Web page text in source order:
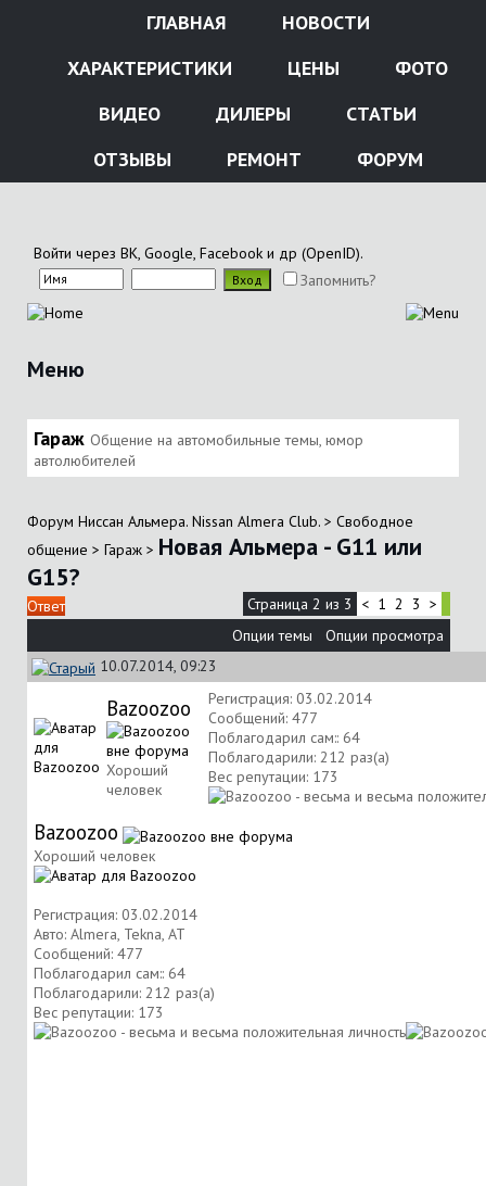
ГЛАВНАЯ
НОВОСТИ
ХАРАКТЕРИСТИКИ
ЦЕНЫ
ФОТО
ВИДЕО
ДИЛЕРЫ
СТАТЬИ
ОТЗЫВЫ
РЕМОНТ ФОРУМ
Войти через ВК, Google, Facebook и др (OpenID).
Запомнить?
Меню
Гараж Общение на автомобильные темы, юмор
автолюбителей
Форум Ниссан Альмера. Nissan Almera Club. > Свободное
общение > Гараж > Новая Альмера - G11 или
G15?
Ответ Страница 2 из 3 < 1 2 3 >
Опции темы
Опции просмотра
10.07.2014, 09:23
Bazoozoo
Хороший
человек
Регистрация: 03.02.2014
Сообщений: 477
Поблагодарил сам:: 64
Поблагодарили: 212 раз(а)
Вес репутации: 173
Bazoozoo
Хороший человек
Регистрация: 03.02.2014
Авто: Almera, Tekna, AT
Сообщений: 477
Поблагодарил сам:: 64
Поблагодарили: 212 раз(а)
Вес репутации: 173